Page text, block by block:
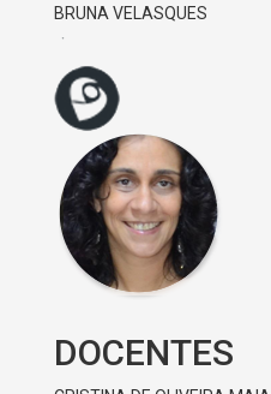
BRUNA VELASQUES
DOCENTES